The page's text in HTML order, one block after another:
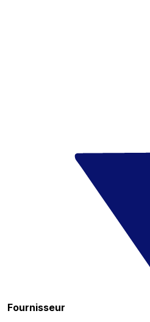
Fournisseur